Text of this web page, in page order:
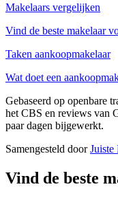
Makelaars vergelijken
Vind de beste makelaar
Taken aankoopmakelaar
Wat doet een
Gebaseerd op openbare
het CBS en reviews van
paar dagen bijgewerkt.
Samengesteld doorJuiste
Vind de beste